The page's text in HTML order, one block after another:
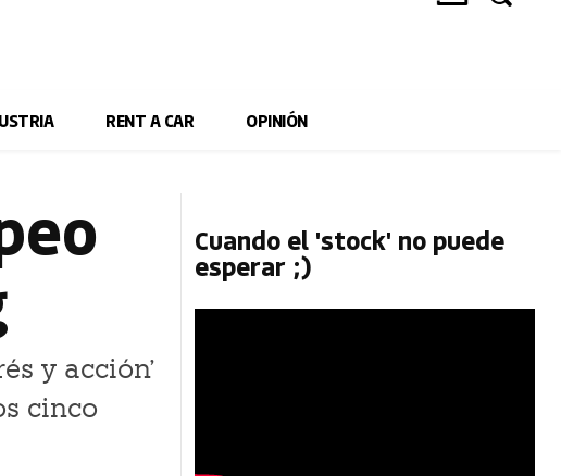
RENT A CAR OPINIÓN
y acción'
cinco
Cuando el 'stock' no puede
esperar ;)